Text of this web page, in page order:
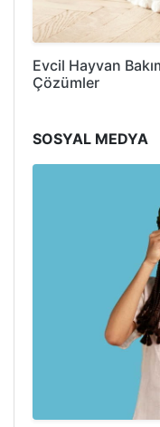
Evcil Hayvan
Çözümler
SOSYAL MEDYA